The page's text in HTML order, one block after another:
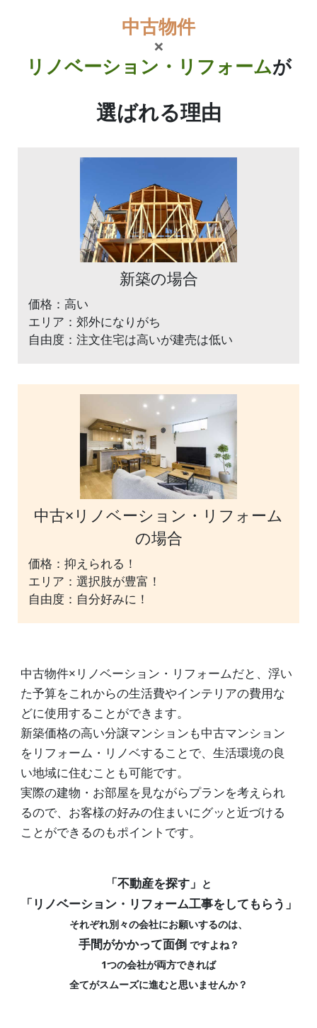
中古物件
×
リノベーション・リフォームが
選ばれる理由
新築の場合
価格：高い
エリア：郊外になりがち
自由度：注文住宅は高いが建売は低い
中古×リノベーション・リフォーム
の場合
価格：抑えられる！
エリア：選択肢が豊富！
自由度：自分好みに！
中古物件×リノベーション・リフォームだと、浮い
た予算をこれからの生活費やインテリアの費用な
どに使用することができます。
新築価格の高い分譲マンションも中古マンション
をリフォーム・リノベすることで、生活環境の良
い地域に住むことも可能です。
実際の建物・お部屋を見ながらプランを考えられ
るので、お客様の好みの住まいにグッと近づける
ことができるのもポイントです。
「不動産を探す」 と
「リノベーション・リフォーム工事をしてもらう」
それぞれ別々の会社にお願いするのは、
手間がかかって面倒 ですよね？
1つの会社が両方できれば
全てがスムーズに進むと思いませんか？